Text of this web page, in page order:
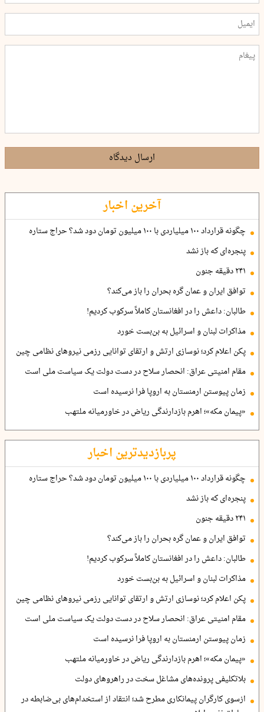
ارسال دیدگاه
آخرین اخبار
چگونه قرارداد ۱۰۰ میلیاردی با ۱۰۰ میلیون تومان دود شد؟ حراج ستاره
پنجره‌ای که باز نشد
۲۴۱ دقیقه جنون
توافق ایران و عمان گره بحران را باز می‌کند؟
طالبان: داعش را در افغانستان کاملاً سرکوب کردیم!
مذاکرات لبنان و اسرائیل به بن‌بست خورد
پکن اعلام کرد؛ نوسازی ارتش و ارتقای توانایی رزمی نیروهای نظامی چین
مقام امنیتی عراق: انحصار سلاح در دست دولت یک سیاست ملی است
زمان پیوستن ارمنستان به اروپا فرا نرسیده است
«پیمان مکه»؛ اهرم بازدارندگی ریاض در خاورمیانه ملتهب
پربازدیدترین اخبار
چگونه قرارداد ۱۰۰ میلیاردی با ۱۰۰ میلیون تومان دود شد؟ حراج ستاره
پنجره‌ای که باز نشد
۲۴۱ دقیقه جنون
توافق ایران و عمان گره بحران را باز می‌کند؟
طالبان: داعش را در افغانستان کاملاً سرکوب کردیم!
مذاکرات لبنان و اسرائیل به بن‌بست خورد
پکن اعلام کرد؛ نوسازی ارتش و ارتقای توانایی رزمی نیروهای نظامی چین
مقام امنیتی عراق: انحصار سلاح در دست دولت یک سیاست ملی است
زمان پیوستن ارمنستان به اروپا فرا نرسیده است
«پیمان مکه»؛ اهرم بازدارندگی ریاض در خاورمیانه ملتهب
بلاتکلیفی پرونده‌های مشاغل سخت در راهروهای دولت
ازسوی کارگران پیمانکاری مطرح شد؛ انتقاد از استخدام‌های بی‌ضابطه در